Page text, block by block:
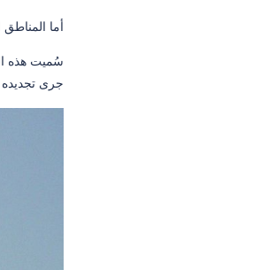
أما
سُميت هذه
جرى